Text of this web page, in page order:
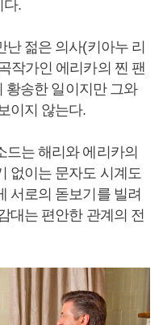
다.
젊은 의사(키아누 리
작가인 에리카의 찐 팬
황송한 일이지만 그와
이지 않는다.
드는 해리와 에리카의
없이는 문자도 시계도
서로의 돋보기를 빌려
대는 편안한 관계의 전